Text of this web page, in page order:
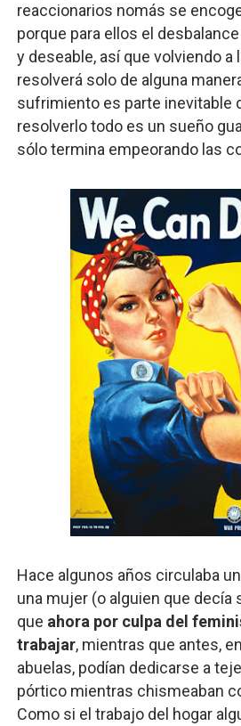
reaccionarios nomás se
porque para ellos el
y deseable, así que volviendo a
resolverá solo de alguna
sufrimiento es parte inevitable
resolverlo todo es un sueño
sólo termina empeorando las
Hace algunos años circulaba
una mujer (o alguien que decía
que ahora por culpa del
trabajar, mientras que antes,
abuelas, podían dedicarse a
pórtico mientras chismeaban
Como si el trabajo del hogar